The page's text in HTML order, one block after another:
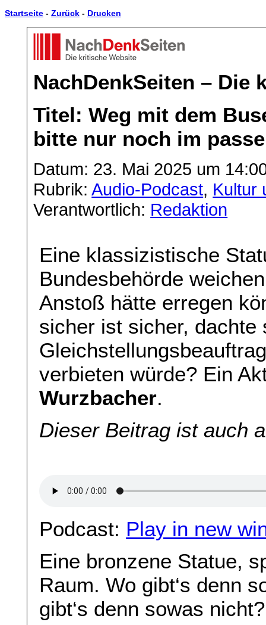
Startseite - Zurück - Drucken
NachDenkSeiten – Die
Titel: Weg mit dem
bitte nur noch im
Datum: 23. Mai 2025 um
Rubrik:Audio-Podcast, Kultur
Verantwortlich: Redaktion
Eine klassizistische
Bundesbehörde
Anstoß hätte erregen
sicher ist sicher, dachte
verbieten würde? Ein
Wurzbacher.
Dieser Beitrag ist auch
Podcast: Play in new
Eine bronzene Statue,
Raum. Wo gibt‘s denn
gibt‘s denn sowas